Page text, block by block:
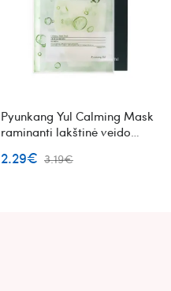
Pyunkang Yul Calming Mask
raminanti lakštinė veido
2.29€ 3.19€